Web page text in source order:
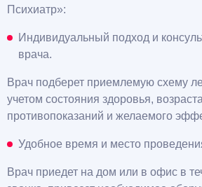
Психиатр»:
Индивидуальный подход и
врача.
Врач подберет приемлемую схему
учетом состояния здоровья,
противопоказаний и желаемого
Удобное время и место
Врач приедет на дом или в офис в